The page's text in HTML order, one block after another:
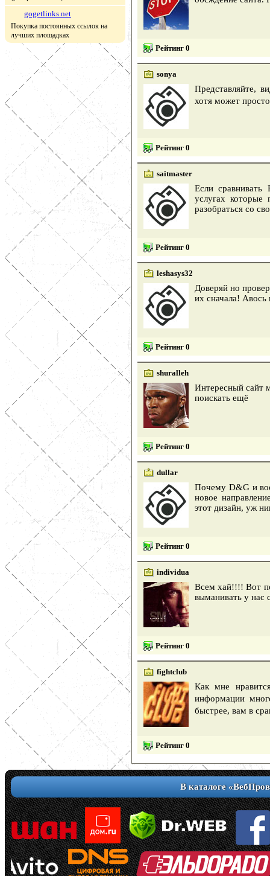
gogetlinks.net
Покупка постоянных ссылок на
лучших площадках
Рейтинг 0
sonya
Представляйте,
хотя может
Рейтинг 0
saitmaster
Если
услугах которые
разобраться со
Рейтинг 0
leshasys32
Доверяй но
их сначала! Авось
Рейтинг 0
shuralleh
Интересный сайт
поискать ещё
Рейтинг 0
dullar
Почему D&G и
новое
этот дизайн, уж
Рейтинг 0
individua
Всем хай!!!! Вот
выманивать у нас
Рейтинг 0
fightclub
Как мне
информации
быстрее, вам в
Рейтинг 0
В каталоге